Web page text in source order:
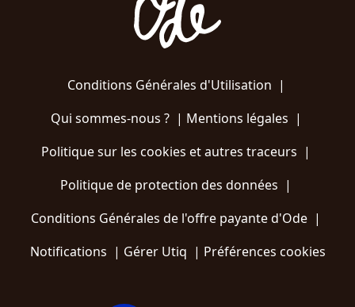
Conditions Générales d'Utilisation |
Qui sommes-nous ?| Mentions légales |
Politique sur les cookies et autres traceurs |
Politique de protection des données |
Conditions Générales de l'offre payante d'Ode |
Notifications | Gérer Utiq | Préférences cookies